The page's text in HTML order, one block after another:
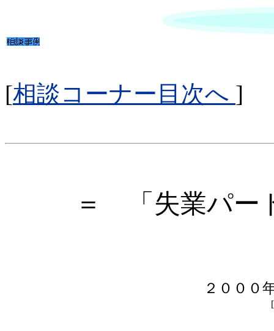
[相談コーナー目次へ ]
＝ 「失業パー
２０００
[